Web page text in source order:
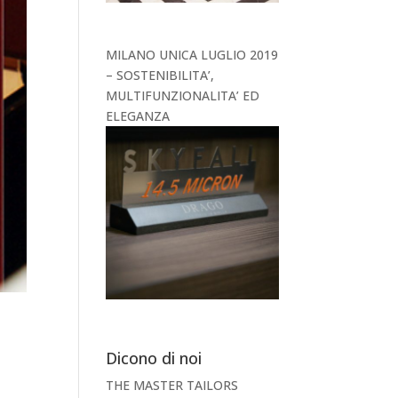
MILANO UNICA LUGLIO 2019
– SOSTENIBILITA’,
MULTIFUNZIONALITA’ ED
ELEGANZA
Dicono di noi
THE MASTER TAILORS